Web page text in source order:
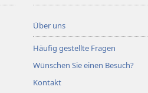
Über uns
Häufig gestellte Fragen
Wünschen Sie einen Besuch?
Kontakt